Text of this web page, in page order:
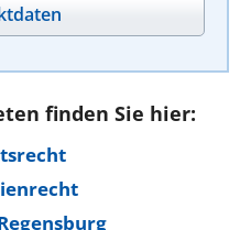
finden Sie hier: